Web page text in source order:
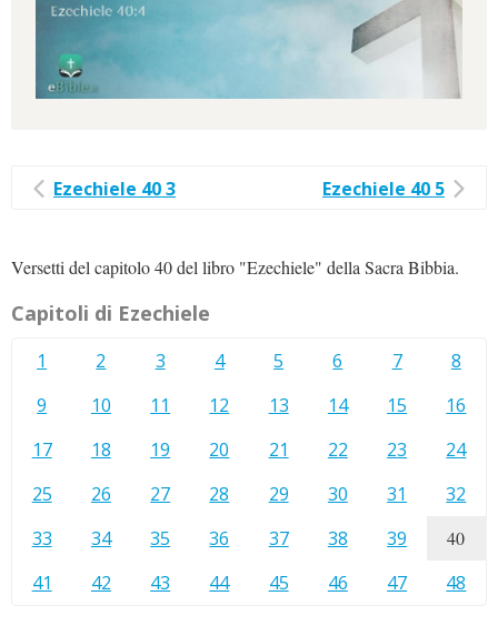
Ezechiele 40 3 Ezechiele 40 5
Versetti del capitolo 40 del libro "Ezechiele" della Sacra Bibbia.
Capitoli di Ezechiele
1 2 3 4 5 6 7
8
9
10 11 12 13 14 15
16
17
18 19 20 21 22 23
24
25
26 27 28 29 30 31
32
33
34 35 36 37 38 39 40
41 42 43 44 45 46 47 48